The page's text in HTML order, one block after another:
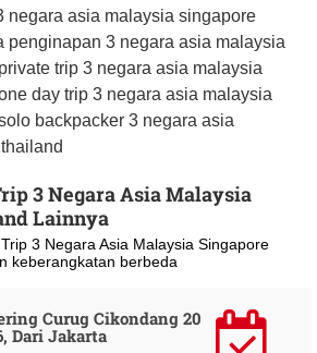
negara asia malaysia singapore
penginapan 3 negara asia malaysia
trip 3 negara asia malaysia
day trip 3 negara asia malaysia
backpacker 3 negara asia
3 Negara Asia Malaysia
Lainnya
3 Negara Asia Malaysia Singapore
keberangkatan berbeda
Curug Cikondang 20
Dari Jakarta